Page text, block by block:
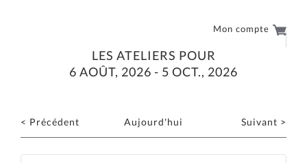
Mon compte
LES ATELIERS POUR
6 AOÛT, 2026 - 5 OCT., 2026
< Précédent Aujourd'hui Suivant >